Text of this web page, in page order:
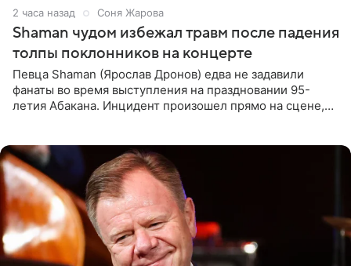
2 часа назад Соня Жарова
Shaman чудом избежал травм после падения
толпы поклонников на концерте
Певца Shaman (Ярослав Дронов) едва не задавили
фанаты во время выступления на праздновании 95-
летия Абакана. Инцидент произошел прямо на сцене,